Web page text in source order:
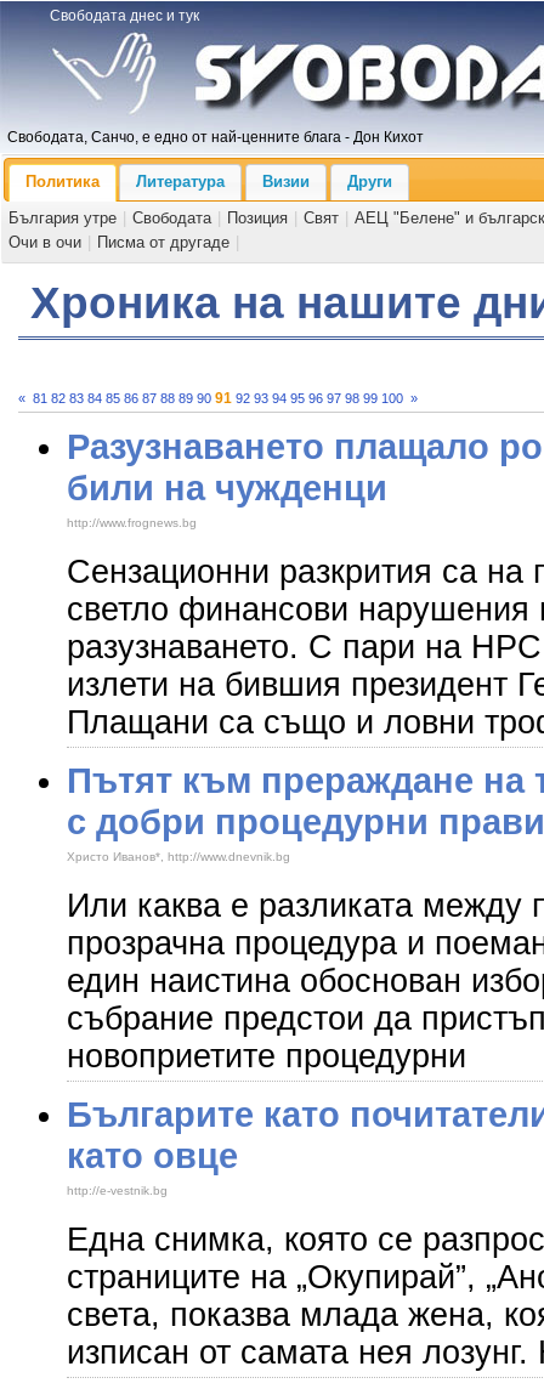
Свободата днес и тук
Свободата, Санчо, е едно от най-ценните блага - Дон Кихот
Политика Литература Визии
Други
България утре
Свободата Позиция Свят
АЕЦ "Белене" и
Очи в очи
Писма от другаде
Хроника на нашите
« 81 82 83 84 85 86 87 88 89 90 91 92 93 94 95 96 97 98 99 100 »
Разузнаването плащало
били на чужденци
http://www.frognews.bg
Сензационни разкрития са на
светло финансови
разузнаването. С пари на
излети на бившия президент
Плащани са също и ловни
Пътят към прераждане на
с добри процедурни
Христо Иванов*, http://www.dnevnik.bg
Или каква е разликата между
прозрачна процедура и
един наистина обоснован
събрание предстои да
новоприетите процедурни
Българите като
като овце
http://e-vestnik.bg
Една снимка, която се
страниците на „Окупирай”,
света, показва млада жена,
изписан от самата нея